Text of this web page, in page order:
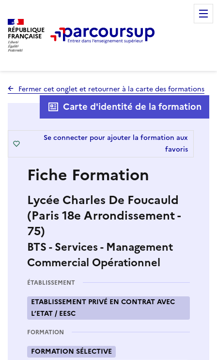
RÉPUBLIQUE
FRANÇAISE
Fermer cet onglet et retourner à la carte des formations
Fiche Formation
Lycée Charles De Foucauld
(Paris 18e Arrondissement -
75)
BTS - Services - Management
Commercial Opérationnel
Carte d'identité de la formation
Se connecter pour ajouter la formation aux
favoris
ÉTABLISSEMENT
ETABLISSEMENT PRIVÉ EN CONTRAT AVEC
L’ETAT / EESC
FORMATION
FORMATION SÉLECTIVE